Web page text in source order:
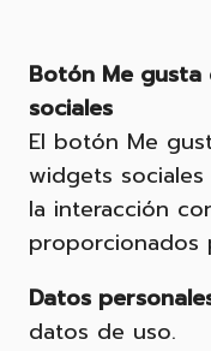
Botón Me
sociales
El botón Me
widgets
la interacción
proporcionados
Datos
datos de uso.